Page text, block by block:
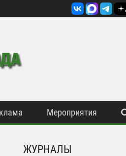
Мероприятия
ЖУРНАЛЫ